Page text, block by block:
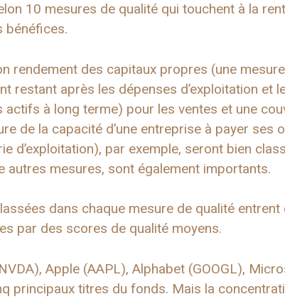
10 mesures de qualité qui touchent à la
bénéfices.
rendement des capitaux propres (une
restant après les dépenses d’exploitation et
actifs à long terme) pour les ventes et une
de la capacité d’une entreprise à payer ses
d’exploitation), par exemple, seront bien
autres mesures, sont également importants.
dans chaque mesure de qualité
par des scores de qualité moyens.
Apple (AAPL), Alphabet (GOOGL),
principaux titres du fonds. Mais la